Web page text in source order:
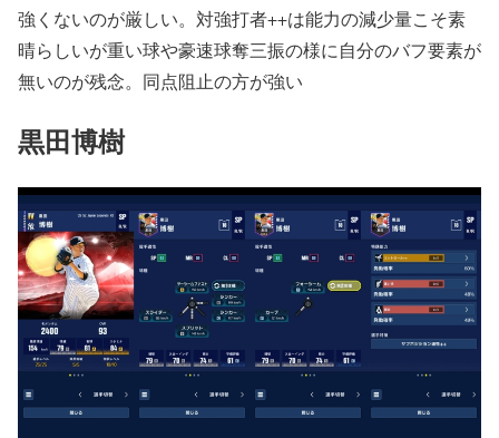
強くないのが厳しい。対強打者++は能力の減少量こそ素
晴らしいが重い球や豪速球奪三振の様に自分のバフ要素が
無いのが残念。同点阻止の方が強い
黒田博樹